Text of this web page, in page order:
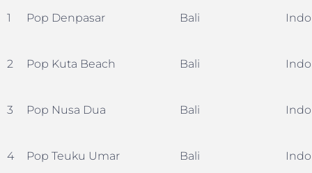
1 Pop Denpasar Bali
2 Pop Kuta Beach Bali
3 Pop Nusa Dua Bali
4 Pop Teuku Umar Bali